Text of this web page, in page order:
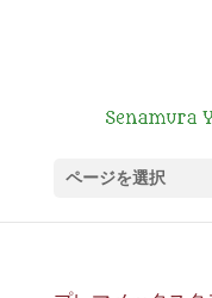
ページを選択